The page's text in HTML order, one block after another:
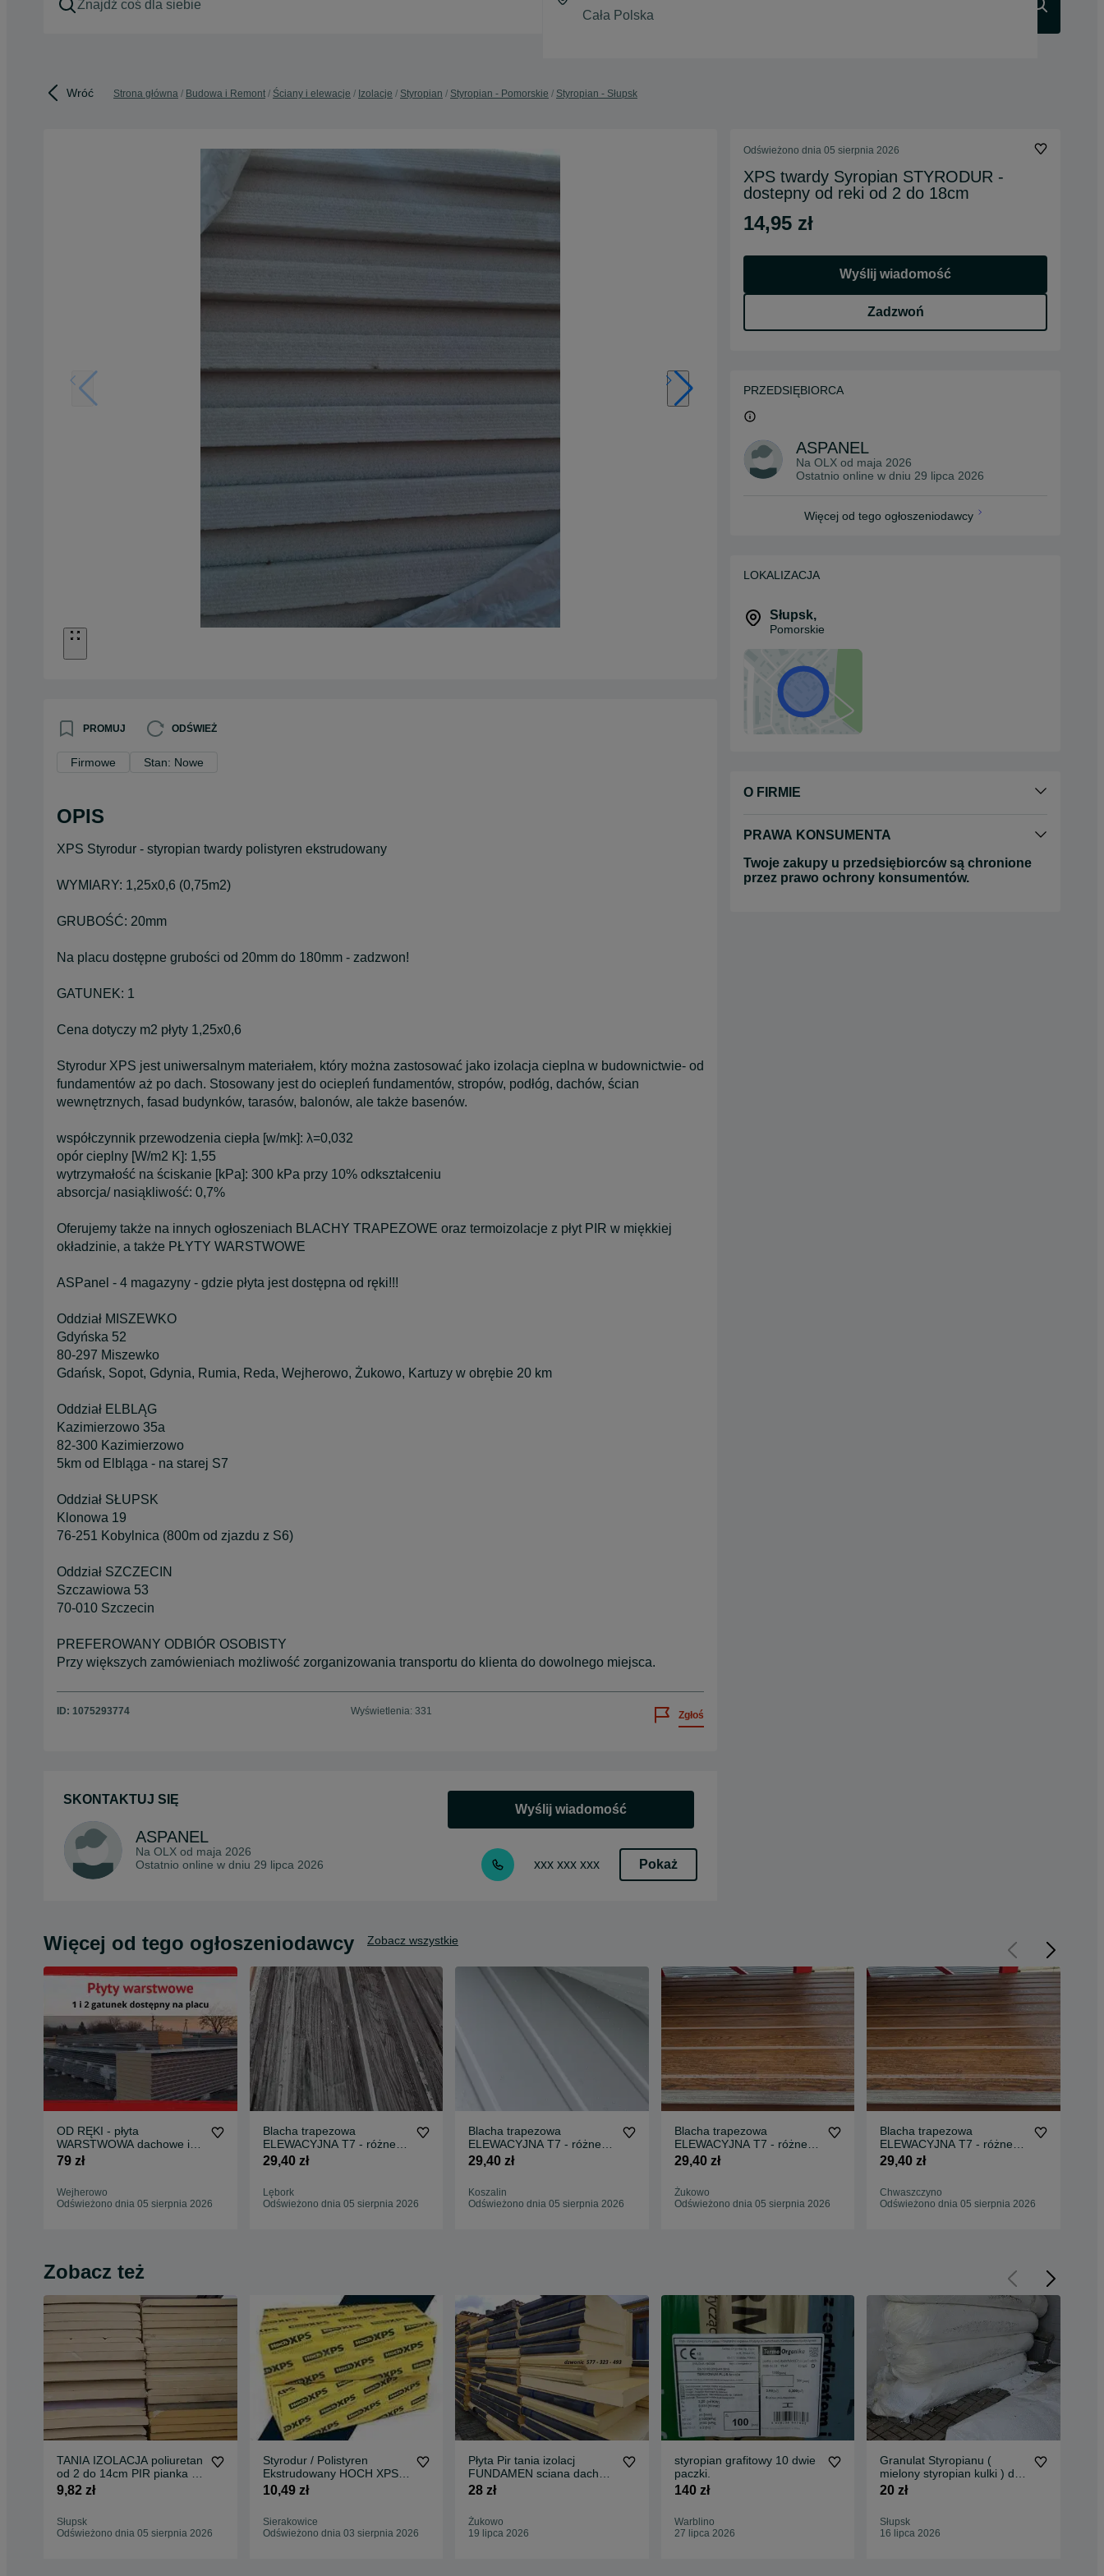
Wróć Strona główna Budowa i Remont Ściany i elewacje Izolacje Styropian Styropian - Pomorskie Styropian - Słupsk
PROMUJ ODŚWIEŻ
Firmowe Stan: Nowe
OPIS
XPS Styrodur - styropian twardy polistyren ekstrudowany
WYMIARY: 1,25x0,6 (0,75m2)
GRUBOŚĆ: 20mm
Na placu dostępne grubości od 20mm do 180mm - zadzwon!
GATUNEK: 1
Cena dotyczy m2 płyty 1,25x0,6
Styrodur XPS jest uniwersalnym materiałem, który można zastosować jako izolacja cieplna w budownictwie- od
fundamentów aż po dach. Stosowany jest do ociepleń fundamentów, stropów, podłóg, dachów, ścian
wewnętrznych, fasad budynków, tarasów, balonów, ale także basenów.
współczynnik przewodzenia ciepła [w/mk]: λ=0,032
opór cieplny [W/m2 K]: 1,55
wytrzymałość na ściskanie [kPa]: 300 kPa przy 10% odkształceniu
absorcja/ nasiąkliwość: 0,7%
Oferujemy także na innych ogłoszeniach BLACHY TRAPEZOWE oraz termoizolacje z płyt PIR w miękkiej
okładzinie, a także PŁYTY WARSTWOWE
ASPanel - 4 magazyny - gdzie płyta jest dostępna od ręki!!!
Oddział MISZEWKO
Gdyńska 52
80-297 Miszewko
Gdańsk, Sopot, Gdynia, Rumia, Reda, Wejherowo, Żukowo, Kartuzy w obrębie 20 km
Oddział ELBLĄG
Kazimierzowo 35a
82-300 Kazimierzowo
5km od Elbląga - na starej S7
Oddział SŁUPSK
Klonowa 19
76-251 Kobylnica (800m od zjazdu z S6)
Oddział SZCZECIN
Szczawiowa 53
70-010 Szczecin
PREFEROWANY ODBIÓR OSOBISTY
Przy większych zamówieniach możliwość zorganizowania transportu do klienta do dowolnego miejsca.
ID: 1075293774 Wyświetlenia: 331 Zgłoś
SKONTAKTUJ SIĘ
ASPANEL
Na OLX od maja 2026
Ostatnio online w dniu 29 lipca 2026
Wyślij wiadomość
xxx xxx xxx Pokaż
Odświeżono dnia 05 sierpnia 2026
XPS twardy Syropian STYRODUR -
dostepny od reki od 2 do 18cm
14,95 zł
Wyślij wiadomość
Zadzwoń
PRZEDSIĘBIORCA
ASPANEL
Na OLX od maja 2026
Ostatnio online w dniu 29 lipca 2026
Więcej od tego ogłoszeniodawcy
LOKALIZACJA
Słupsk,
Pomorskie
O FIRMIE
PRAWA KONSUMENTA
Twoje zakupy u przedsiębiorców są chronione
przez prawo ochrony konsumentów.
Więcej od tego ogłoszeniodawcy Zobacz wszystkie
OD RĘKI - płyta
WARSTWOWA dachowe i
ścienne- 1 gat i 2 gat - od
79 zł
Wejherowo
Odświeżono dnia 05 sierpnia 2026
Blacha trapezowa
ELEWACYJNA T7 - różne
kolory + drewnopodobna
29,40 zł
Lębork
Odświeżono dnia 05 sierpnia 2026
Blacha trapezowa
ELEWACYJNA T7 - różne
kolory + drewnopodobna
29,40 zł
Koszalin
Odświeżono dnia 05 sierpnia 2026
Blacha trapezowa
ELEWACYJNA T7 - różne
kolory + drewnopodobna
29,40 zł
Żukowo
Odświeżono dnia 05 sierpnia 2026
Blacha trapezowa
ELEWACYJNA T7 - różne
kolory + drewnopodobna
29,40 zł
Chwaszczyno
Odświeżono dnia 05 sierpnia 2026
Zobacz też
TANIA IZOLACJA poliuretan
od 2 do 14cm PIR pianka -
PŁYTY PIR -od ręki
9,82 zł
Słupsk
Odświeżono dnia 05 sierpnia 2026
Styrodur / Polistyren
Ekstrudowany HOCH XPS
300 (23/5/10/15/18 cm)
10,49 zł
Sierakowice
Odświeżono dnia 03 sierpnia 2026
Płyta Pir tania izolacj
FUNDAMEN sciana dach
elewacj fasada II gat XPS
28 zł
Żukowo
19 lipca 2026
styropian grafitowy 10 dwie
paczki.
140 zł
Warblino
27 lipca 2026
Granulat Styropianu (
mielony styropian kulki ) do
ocieplenia domu
20 zł
Słupsk
16 lipca 2026